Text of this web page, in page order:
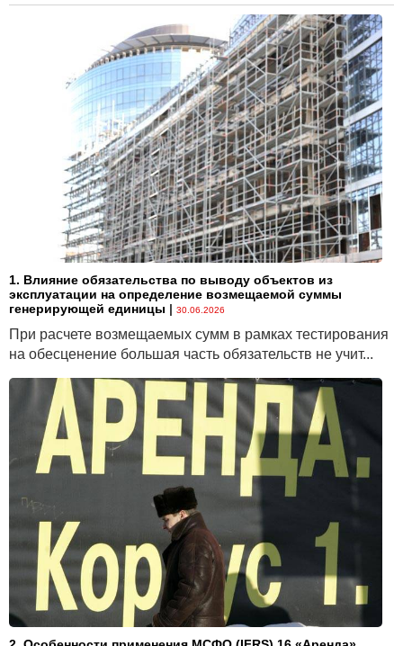
1. Влияние обязательства по выводу объектов из
эксплуатации на определение возмещаемой суммы
генерирующей единицы | 30.06.2026
При расчете возмещаемых сумм в рамках тестирования
на обесценение большая часть обязательств не учит...